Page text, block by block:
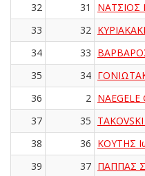
32
31 ΝΑΤΣΙΟΣ
33
32
34
33
35
34
36
2 NAEGELE
37
35
38
36 ΚΟΥΤΗΣ
39
37 ΠΑΠΠΑΣ